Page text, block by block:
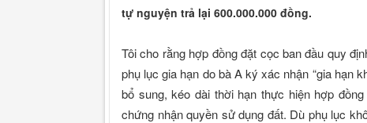
tự nguyện trả lại 600.000.000 đồng.
Tôi cho rằng hợp đồng đặt cọc ban đầu quy
phụ lục gia hạn do bà A ký xác nhận “gia hạn
bổ sung, kéo dài thời hạn thực hiện hợp
chứng nhận quyền sử dụng đất. Dù phụ lục